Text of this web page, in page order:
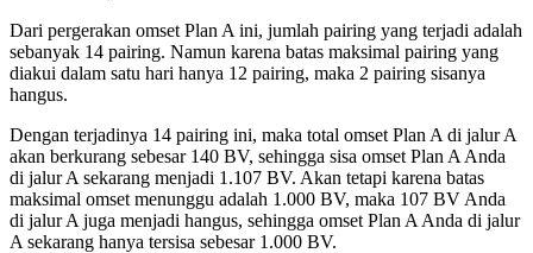
Dari pergerakan omset Plan A ini, jumlah pairing yang terjadi adalah
sebanyak 14 pairing. Namun karena batas maksimal pairing yang
diakui dalam satu hari hanya 12 pairing, maka 2 pairing sisanya
hangus.
Dengan terjadinya 14 pairing ini, maka total omset Plan A di jalur A
akan berkurang sebesar 140 BV, sehingga sisa omset Plan A Anda
di jalur A sekarang menjadi 1.107 BV. Akan tetapi karena batas
maksimal omset menunggu adalah 1.000 BV, maka 107 BV Anda
di jalur A juga menjadi hangus, sehingga omset Plan A Anda di jalur
A sekarang hanya tersisa sebesar 1.000 BV.